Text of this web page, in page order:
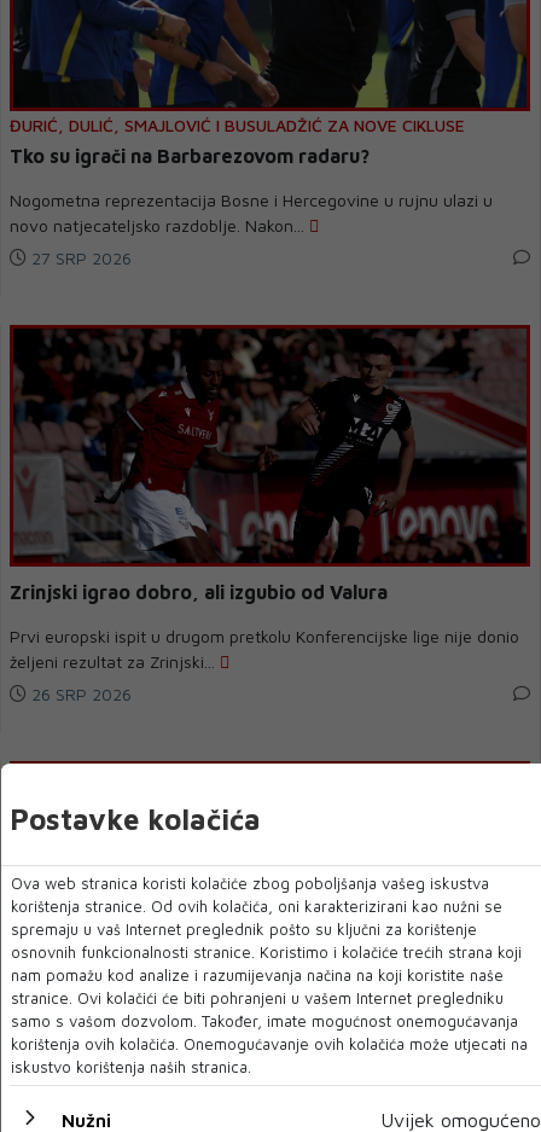
ĐURIĆ, DULIĆ, SMAJLOVIĆ I BUSULADŽIĆ ZA NOVE CIKLUSE
Tko su igrači na Barbarezovom radaru?
Nogometna reprezentacija Bosne i Hercegovine u rujnu ulazi u
novo natjecateljsko razdoblje. Nakon...
27 SRP 2026
Zrinjski igrao dobro, ali izgubio od Valura
Prvi europski ispit u drugom pretkolu Konferencijske lige nije donio
željeni rezultat za Zrinjski...
26 SRP 2026
Hrvatski ofenzivac potpisao do 2028.: Sarajevo
predstavilo Šarića
ljetnog prijelaznog roka....
Postavke kolačića
Ova web stranica koristi kolačiće zbog poboljšanja vašeg iskustva
korištenja stranice. Od ovih kolačića, oni karakterizirani kao nužni se
spremaju u vaš Internet preglednik pošto su ključni za korištenje
osnovnih funkcionalnosti stranice. Koristimo i kolačiće trećih strana koji
nam pomažu kod analize i razumijevanja načina na koji koristite naše
stranice. Ovi kolačići će biti pohranjeni u vašem Internet pregledniku
samo s vašom dozvolom. Također, imate mogućnost onemogućavanja
korištenja ovih kolačića. Onemogućavanje ovih kolačića može utjecati na
iskustvo korištenja naših stranica.
Nužni Uvijek omogućeno